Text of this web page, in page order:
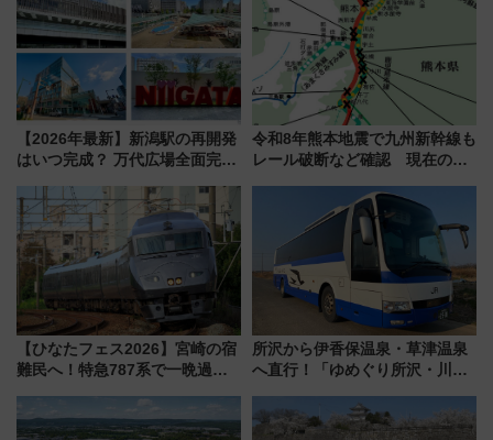
ルメが美味い
【2026年最新】新潟駅の再開発
はいつ完成？ 万代広場全面完成
開発、バスタ新潟構想まで徹底
解説！
令和8年熊本地震で九州新幹線も
レール破断など確認 現在の運
【ひなたフェス2026】宮崎の宿
難民へ！特急787系で一晩過ご
所沢から伊香保温泉・草津温泉
へ直行！「ゆめぐり所沢・川越
軽に 運行ダイヤ・運賃を解説